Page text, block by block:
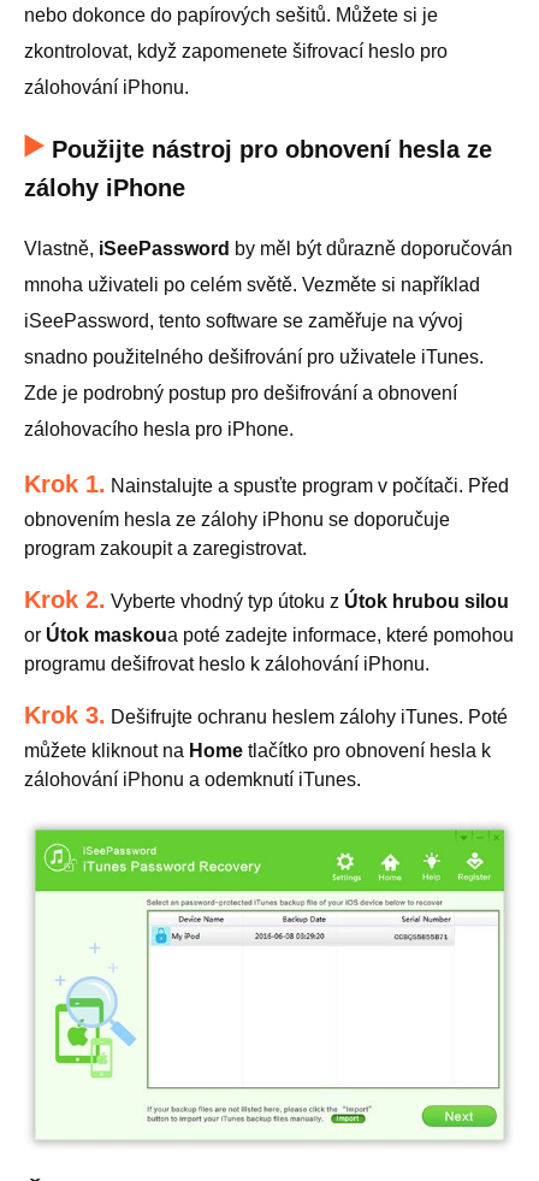
nebo dokonce do papírových sešitů. Můžete si je
zkontrolovat, když zapomenete šifrovací heslo pro
zálohování iPhonu.
Použijte nástroj pro obnovení hesla ze
zálohy iPhone
Vlastně, iSeePassword by měl být důrazně doporučován
mnoha uživateli po celém světě. Vezměte si například
iSeePassword, tento software se zaměřuje na vývoj
snadno použitelného dešifrování pro uživatele iTunes.
Zde je podrobný postup pro dešifrování a obnovení
zálohovacího hesla pro iPhone.
Krok 1. Nainstalujte a spusťte program v počítači. Před
obnovením hesla ze zálohy iPhonu se doporučuje
program zakoupit a zaregistrovat.
Krok 2. Vyberte vhodný typ útoku z Útok hrubou silou
or Útok maskoua poté zadejte informace, které pomohou
programu dešifrovat heslo k zálohování iPhonu.
Krok 3. Dešifrujte ochranu heslem zálohy iTunes. Poté
můžete kliknout na Home tlačítko pro obnovení hesla k
zálohování iPhonu a odemknutí iTunes.